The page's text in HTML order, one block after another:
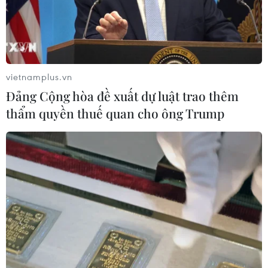
Đâm dao ở trung tâm London, một
nữ nghi phạm bị bắt giữ
05/08/2026 15:07
Nhiều chuyến bay tại Đức chuyển
hướng do vật thể bay gần đường
băng
05/08/2026 10:54
Dự luật trừng phạt Nga của
Mỹ có thể khiến châu Âu chịu tác
động ngược
05/08/2026 04:58
vietnamplus.vn
Đảng Cộng hòa đề xuất dự luật trao thêm
thẩm quyền thuế quan cho ông Trump